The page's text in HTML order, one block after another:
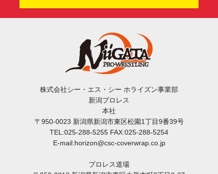
株式会社シー・エス・シー ホライズン事業部
新潟プロレス
本社
〒950-0023 新潟県新潟市東区松園1丁目9番39号
TEL:025-288-5255 FAX:025-288-5254
E-mail:horizon@csc-coverwrap.co.jp
プロレス道場